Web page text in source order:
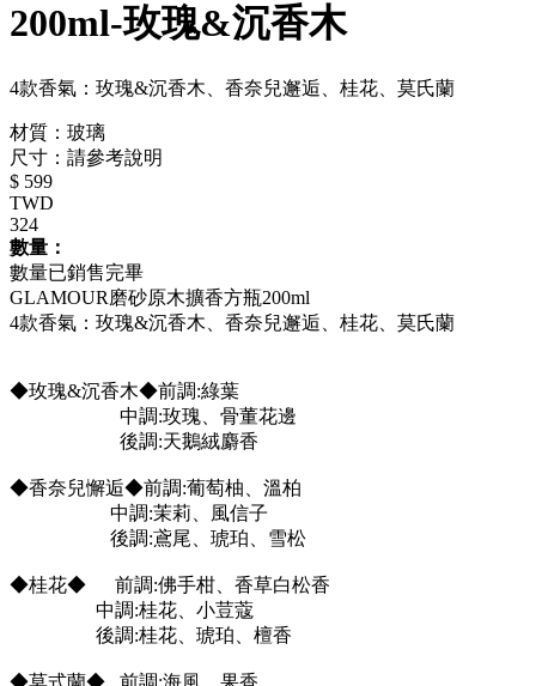
200ml-玫瑰&沉香木
4款香氣：玫瑰&沉香木、香奈兒邂逅、桂花、莫氏蘭
材質：玻璃
尺寸：請參考說明
$ 599
TWD
324
數量：
數量已銷售完畢
GLAMOUR磨砂原木擴香方瓶200ml
4款香氣：玫瑰&沉香木、香奈兒邂逅、桂花、莫氏蘭
◆玫瑰&沉香木◆前調:綠葉
中調:玫瑰、骨董花邊
後調:天鵝絨麝香
◆香奈兒懈逅◆前調:葡萄柚、溫柏
中調:茉莉、風信子
後調:鳶尾、琥珀、雪松
◆桂花◆ 前調:佛手柑、香草白松香
中調:桂花、小荳蔻
後調:桂花、琥珀、檀香
◆莫式蘭◆ 前調:海風、果香